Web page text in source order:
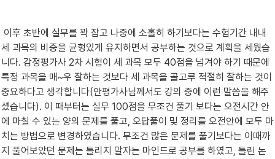
세 과목의 비중을 균형있게 유지하면서 공부하는 것으로 계획을 세웠습
니다. 감정평가사 2차 시험이 세 과목 모두 40점을 넘겨야 하기 때문에
특정 과목을 매~우 잘하는 것보다 세 과목을 골고루 적절히 잘하는 것이
중요하다고 생각합니다(안평가사님께서도 강의 중에 이런 말씀을 해주
셨습니다). 이 때부터는 실무 100점을 무조건 풀기 보다는 오전시간 안
에 마칠 수 있는 양의 문제를 풀고, 오답풀이 및 정리를 오전안에 모두 마
치는 방법으로 변경하였습니다. 무조건 많은 문제를 풀기보다는 이때까
지 풀어보았던 문제는 틀리지 말자는 마인드로 공부를 하였고, 틀린 논